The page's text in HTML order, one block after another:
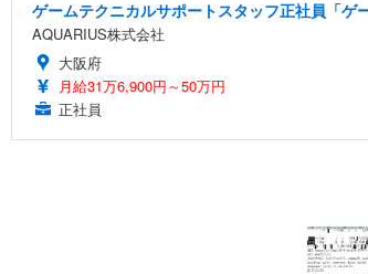
ゲームテクニカルサポートスタッフ正社員「
AQUARIUS株式会社
大阪府
月給31万6,900円～50万円
正社員